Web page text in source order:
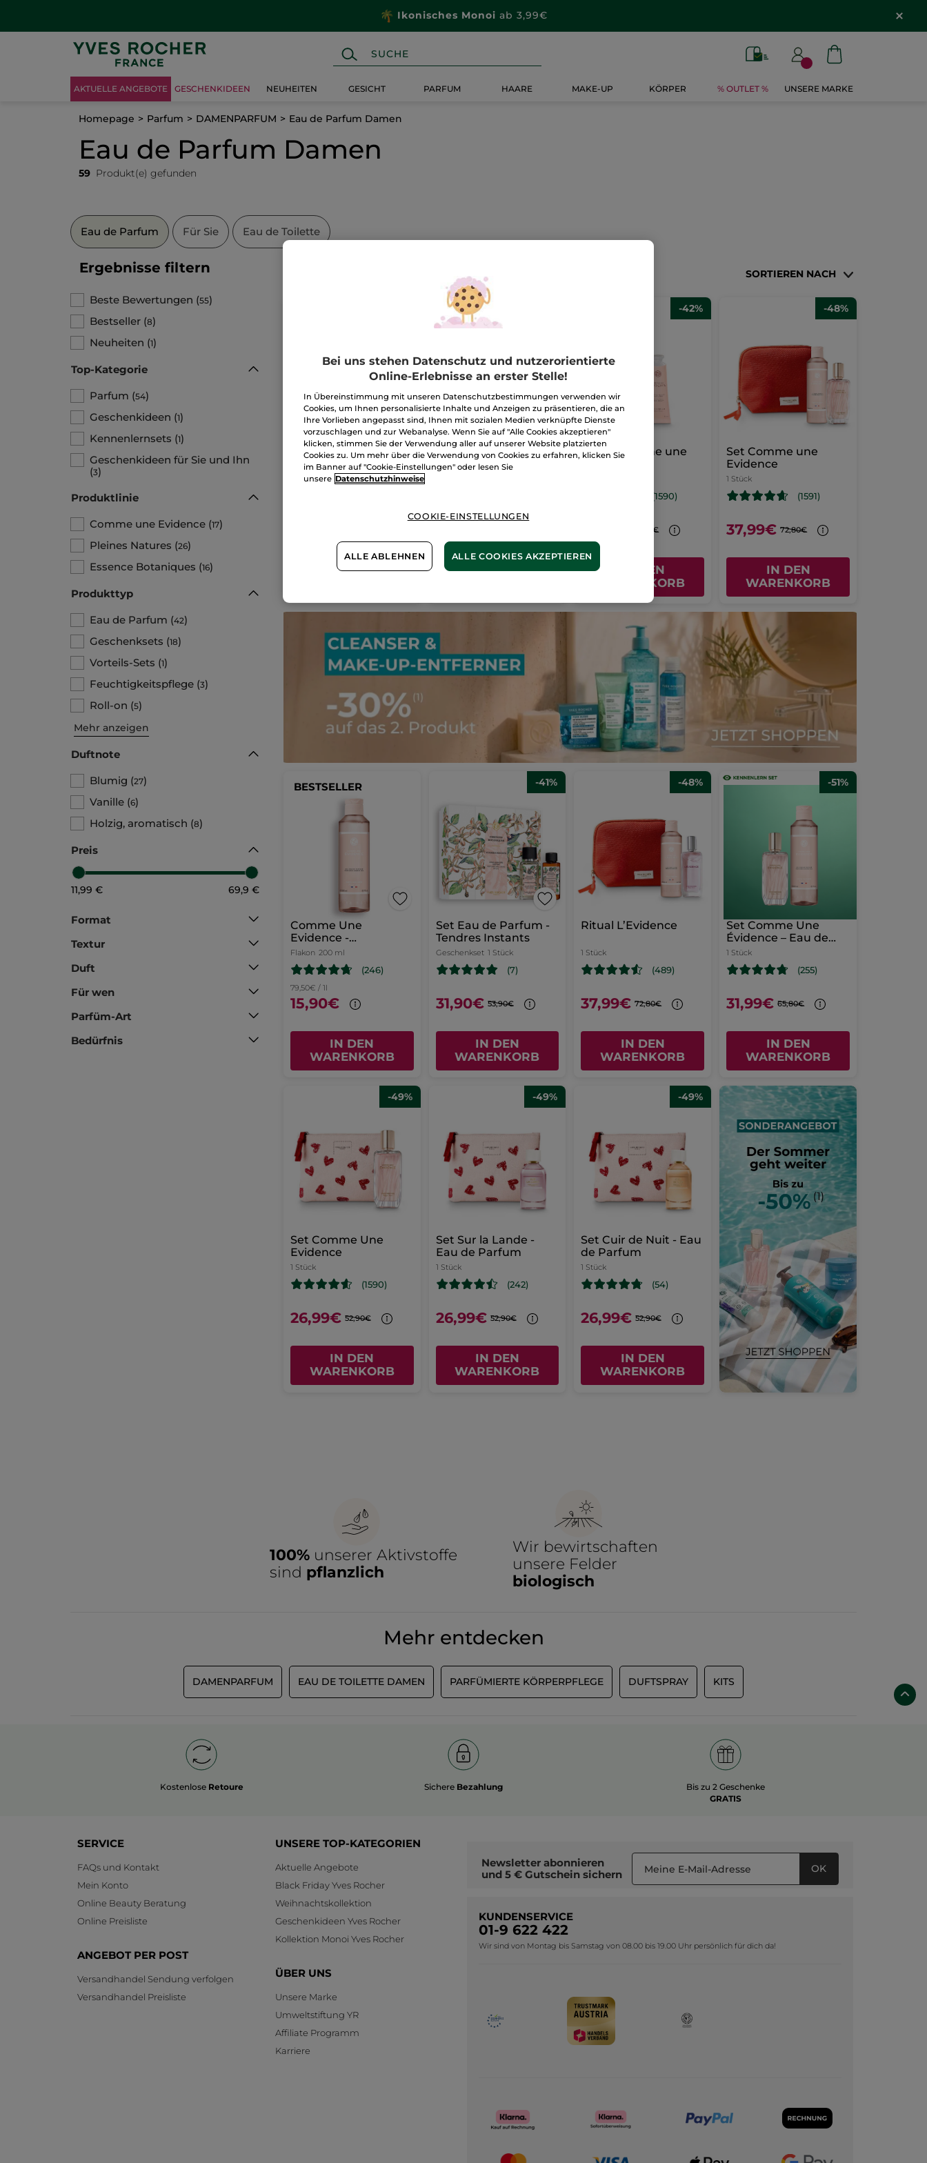
Ikonisches Monoi ab 3,99€
AKTUELLE ANGEBOTE GESCHENKIDEEN NEUHEITEN GESICHT PARFUM HAARE MAKE-UP KÖRPER % OUTLET % UNSERE MARKE
Homepage Parfum DAMENPARFUM Eau de Parfum Damen
Eau de Parfum Damen
59 Produkt(e) gefunden
Eau de Parfum Für Sie Eau de Toilette
Ergebnisse filtern
Beste Bewertungen (55)
Bestseller (8)
Neuheiten (1)
Top-Kategorie
Parfum (54)
Geschenkideen (1)
Kennenlernsets (1)
Geschenkideen für Sie und Ihn
(3)
Produktlinie
Comme une Evidence (17)
Pleines Natures (26)
Essence Botaniques (16)
Produkttyp
Eau de Parfum (42)
Geschenksets (18)
Vorteils-Sets (1)
Feuchtigkeitspflege (3)
Roll-on (5)
Mehr anzeigen
Duftnote
Blumig (27)
Vanille (6)
Holzig, aromatisch (8)
Preis
11,99 € 69,9 €
Format
Textur
Duft
Für wen
Parfüm-Art
Bedürfnis
SORTIEREN NACH
Set Tendres Instants
1 Stück
IN DEN
Set Calme Absolu
IN DEN
-42%
Ritual Comme une
(1590)
54,89€
IN DEN
WARENKORB
-48%
Set Comme une
Evidence
1 Stück
(1591)
37,99€ 72,80€
IN DEN
WARENKORB
BESTSELLER
Comme Une
Evidence -
Parfümiertes
Duschgel
Flakon 200 ml
(246)
79,50€ / 1l
15,90€
IN DEN
WARENKORB
-41%
Set Eau de Parfum -
Tendres Instants
Geschenkset 1 Stück
(7)
31,90€ 53,90€
IN DEN
WARENKORB
-48%
Ritual L’Evidence
1 Stück
(489)
37,99€ 72,80€
IN DEN
WARENKORB
-51%
Set Comme Une
Évidence – Eau de
Parfum & Duschgel
1 Stück
(255)
31,99€ 65,80€
IN DEN
WARENKORB
-49%
Set Comme Une
Evidence
1 Stück
(1590)
26,99€ 52,90€
IN DEN
WARENKORB
-49%
Set Sur la Lande -
Eau de Parfum
1 Stück
(242)
26,99€ 52,90€
IN DEN
WARENKORB
-49%
Set Cuir de Nuit - Eau
de Parfum
1 Stück
(54)
26,99€ 52,90€
IN DEN
WARENKORB
100%unserer Aktivstoffe
sind pflanzlich
Wir bewirtschaften
unsere Felder
biologisch
Mehr entdecken
DAMENPARFUM EAU DE TOILETTE DAMEN PARFÜMIERTE KÖRPERPFLEGE DUFTSPRAY KITS
Kostenlose Retoure Sichere Bezahlung
Bis zu 2 Geschenke
GRATIS
SERVICE
FAQs und Kontakt
Mein Konto
Online Beauty Beratung
Online Preisliste
ANGEBOT PER POST
Versandhandel Sendung verfolgen
Versandhandel Preisliste
UNSERE TOP-KATEGORIEN
Aktuelle Angebote
Black Friday Yves Rocher
Weihnachtskollektion
Geschenkideen Yves Rocher
Kollektion Monoi Yves Rocher
ÜBER UNS
Unsere Marke
Umweltstiftung YR
Affiliate Programm
Karriere
Newsletter abonnieren
und 5 € Gutschein sichern OK
KUNDENSERVICE
01-9 622 422
Wir sind von Montag bis Samstag von 08.00 bis 19.00 Uhr persönlich für dich da!
Bei uns stehen Datenschutz und nutzerorientierte
Online-Erlebnisse an erster Stelle!
In Übereinstimmung mit unseren Datenschutzbestimmungen verwenden wir
Cookies, um Ihnen personalisierte Inhalte und Anzeigen zu präsentieren, die an
Ihre Vorlieben angepasst sind, Ihnen mit sozialen Medien verknüpfte Dienste
vorzuschlagen und zur Webanalyse. Wenn Sie auf "Alle Cookies akzeptieren"
klicken, stimmen Sie der Verwendung aller auf unserer Website platzierten
Cookies zu. Um mehr über die Verwendung von Cookies zu erfahren, klicken Sie
im Banner auf "Cookie-Einstellungen" oder lesen Sie
unsere Datenschutzhinweise
COOKIE-EINSTELLUNGEN
ALLE ABLEHNEN ALLE COOKIES AKZEPTIEREN